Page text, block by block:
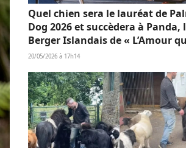
Quel chien sera le lauréat de
Dog 2026 et succèdera à Panda,
Berger Islandais de « L’Amour
nous reste » ?
20/05/2026 à 17h14